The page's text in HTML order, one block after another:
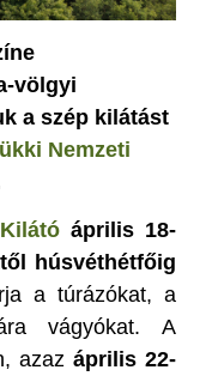
völgyi
a szép kilátást
Nemzeti
április 18-
húsvéthétfőig
a túrázókat, a
vágyókat. A
azazáprilis 22-